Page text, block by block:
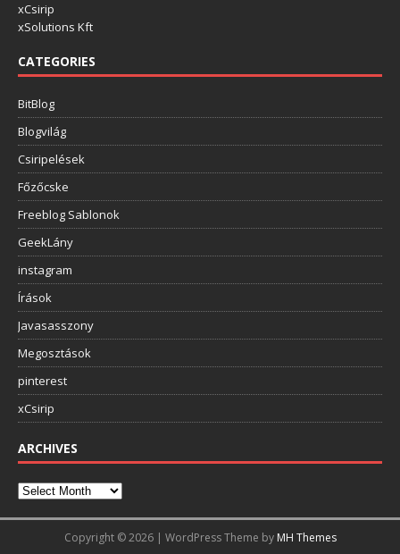
xCsirip
xSolutions Kft
CATEGORIES
BitBlog
Blogvilág
Csiripelések
Főzőcske
Freeblog Sablonok
GeekLány
instagram
Írások
Javasasszony
Megosztások
pinterest
xCsirip
ARCHIVES
Copyright © 2026 | WordPress Theme by MH Themes